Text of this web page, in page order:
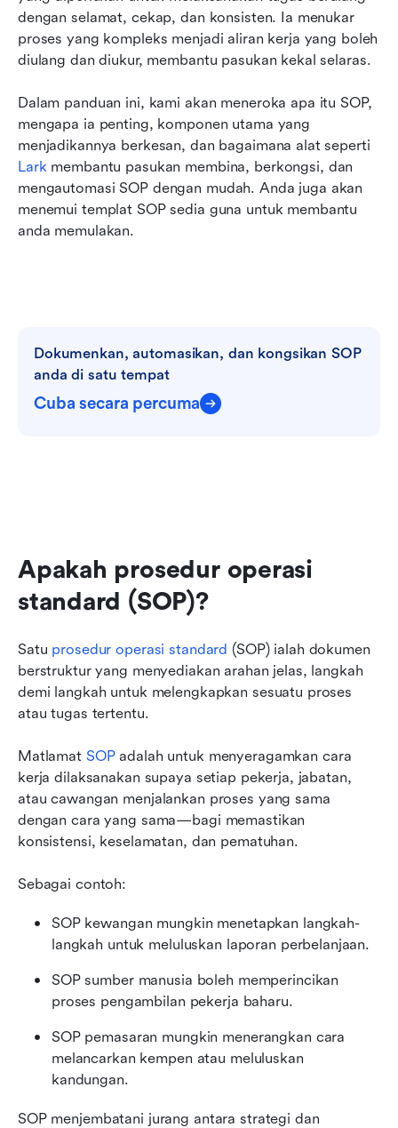
dengan selamat, cekap, dan konsisten. Ia menukar
proses yang kompleks menjadi aliran kerja yang boleh
diulang dan diukur, membantu pasukan kekal selaras.
Dalam panduan ini, kami akan meneroka apa itu SOP,
mengapa ia penting, komponen utama yang
Lark membantu pasukan membina, berkongsi, dan
mengautomasi SOP dengan mudah. Anda juga akan
menemui templat SOP sedia guna untuk membantu
anda memulakan.
Dokumenkan, automasikan, dan kongsikan SOP
anda di satu tempat
Cuba secara percuma
Apakah prosedur operasi
standard (SOP)?
Satu prosedur operasi standard (SOP) ialah dokumen
berstruktur yang menyediakan arahan jelas, langkah
demi langkah untuk melengkapkan sesuatu proses
atau tugas tertentu.
Matlamat SOP adalah untuk menyeragamkan cara
kerja dilaksanakan supaya setiap pekerja, jabatan,
atau cawangan menjalankan proses yang sama
dengan cara yang sama—bagi memastikan
konsistensi, keselamatan, dan pematuhan.
Sebagai contoh:
SOP kewangan mungkin menetapkan langkah-
langkah untuk meluluskan laporan perbelanjaan.
SOP sumber manusia boleh memperincikan
proses pengambilan pekerja baharu.
SOP pemasaran mungkin menerangkan cara
melancarkan kempen atau meluluskan
kandungan.
SOP menjembatani jurang antara strategi dan
Bacaan berkaitan